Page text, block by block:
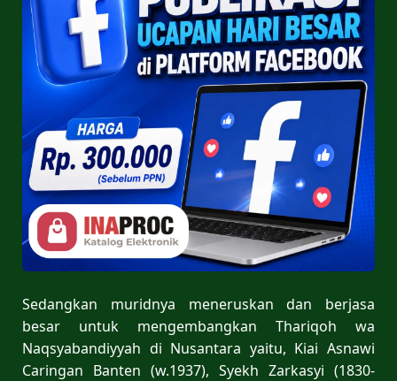
Sedangkan muridnya meneruskan dan berjasa
besar untuk mengembangkan Thariqoh wa
Naqsyabandiyyah di Nusantara yaitu, Kiai Asnawi
Caringan Banten (w.1937), Syekh Zarkasyi (1830-